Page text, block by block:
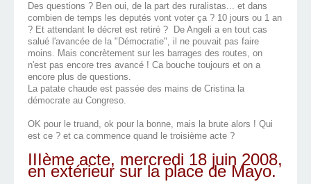
Des questions ? Ben oui, de la part des ruralistas... et dans
combien de temps les deputés vont voter ça ? 10 jours ou 1 an
? Et attendant le décret est retiré ? De Angeli a en tout cas
salué l'avancée de la "Démocratie", il ne pouvait pas faire
moins. Mais concrètement sur les barrages des routes, on
n'est pas encore tres avancé ! Ca bouche toujours et on a
encore plus de questions.
La patate chaude est passée des mains de Cristina la
démocrate au Congreso.
OK pour le truand, ok pour la bonne, mais la brute alors ! Qui
est ce ? et ca commence quand le troisième acte ?
IIIème acte, mercredi 18 juin 2008,
en extérieur sur la place de Mayo.